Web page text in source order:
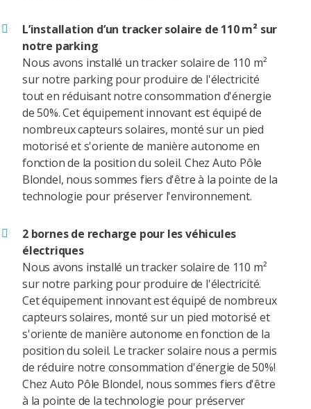
L’installation d’un tracker solaire de 110 m² sur
notre parking
Nous avons installé un tracker solaire de 110 m²
sur notre parking pour produire de l'électricité
tout en réduisant notre consommation d'énergie
de 50%. Cet équipement innovant est équipé de
nombreux capteurs solaires, monté sur un pied
motorisé et s'oriente de manière autonome en
fonction de la position du soleil. Chez Auto Pôle
Blondel, nous sommes fiers d'être à la pointe de la
technologie pour préserver l'environnement.
2 bornes de recharge pour les véhicules
électriques
Nous avons installé un tracker solaire de 110 m²
sur notre parking pour produire de l'électricité.
Cet équipement innovant est équipé de nombreux
capteurs solaires, monté sur un pied motorisé et
s'oriente de manière autonome en fonction de la
position du soleil. Le tracker solaire nous a permis
de réduire notre consommation d'énergie de 50%!
Chez Auto Pôle Blondel, nous sommes fiers d'être
à la pointe de la technologie pour préserver